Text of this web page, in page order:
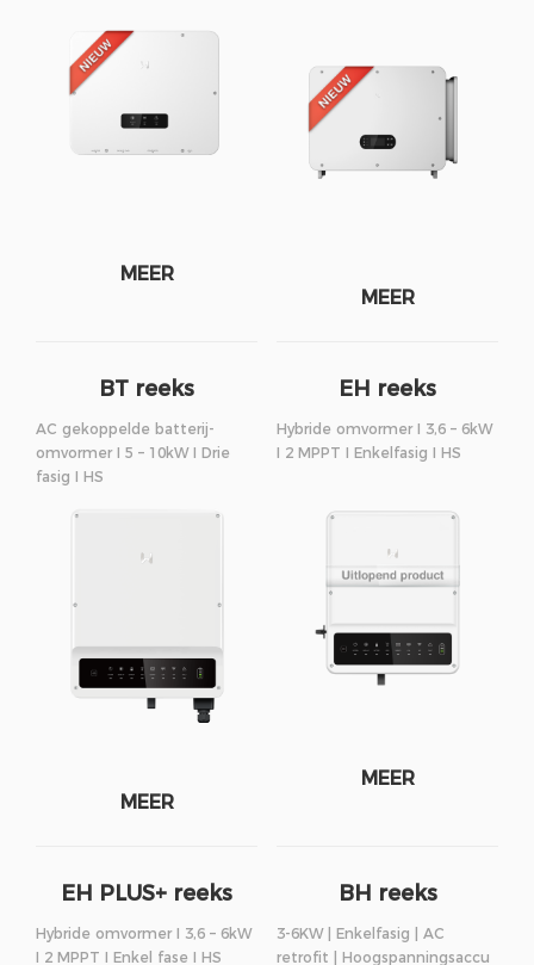
MEER
MEER
BT reeks
AC gekoppelde batterij-
omvormer I 5 – 10kW I Drie
fasig I HS
MEER
EH reeks
Hybride omvormer I 3,6 – 6kW
I 2 MPPT I Enkelfasig I HS
MEER
EH PLUS+ reeks
Hybride omvormer I 3,6 – 6kW
I 2 MPPT I Enkel fase I HS
BH reeks
3-6KW | Enkelfasig | AC
retrofit | Hoogspanningsaccu